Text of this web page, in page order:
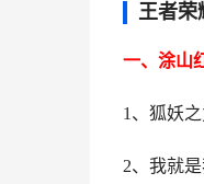
王者荣
一、涂山
1、狐妖
2、我就是